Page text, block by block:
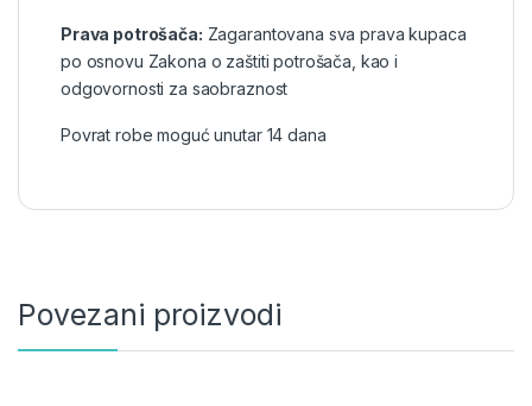
Prava potrošača: Zagarantovana sva prava kupaca
po osnovu Zakona o zaštiti potrošača, kao i
odgovornosti za saobraznost
Povrat robe moguć unutar 14 dana
Povezani proizvodi